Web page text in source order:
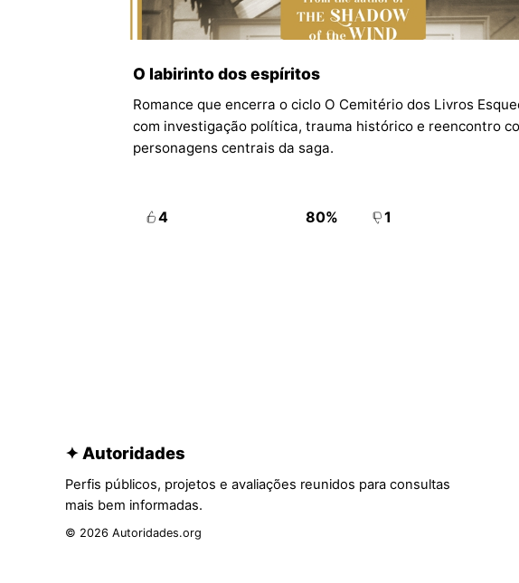
O labirinto dos espíritos
Romance que encerra o ciclo O Cemitério dos Livros
com investigação política, trauma histórico e reencontro
personagens centrais da saga.
4 80% 1
✦ Autoridades
Perfis públicos, projetos e avaliações reunidos para consultas
mais bem informadas.
© 2026 Autoridades.org